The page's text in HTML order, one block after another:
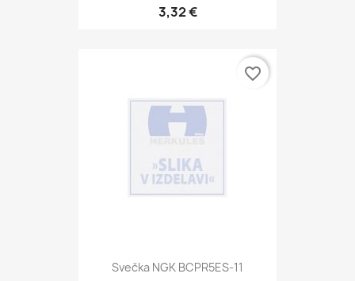
3,32 €
Svečka NGK BCPR5ES-11
favorite_border